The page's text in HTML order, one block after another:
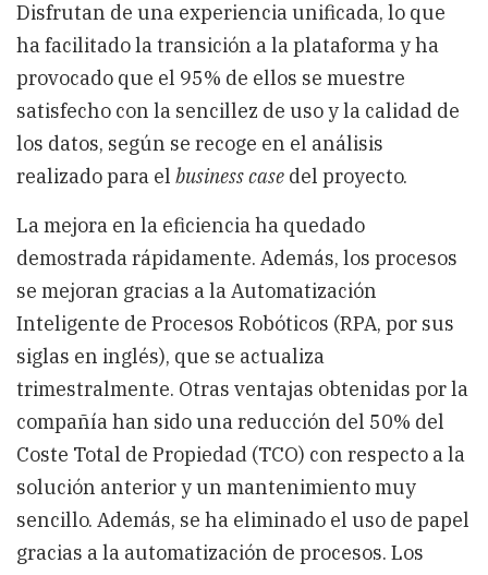
Disfrutan de una experiencia unificada, lo que
ha facilitado la transición a la plataforma y ha
provocado que el 95% de ellos se muestre
satisfecho con la sencillez de uso y la calidad de
los datos, según se recoge en el análisis
realizado para el business case del proyecto.
La mejora en la eficiencia ha quedado
demostrada rápidamente. Además, los procesos
se mejoran gracias a la Automatización
Inteligente de Procesos Robóticos (RPA, por sus
siglas en inglés), que se actualiza
trimestralmente. Otras ventajas obtenidas por la
compañía han sido una reducción del 50% del
Coste Total de Propiedad (TCO) con respecto a la
solución anterior y un mantenimiento muy
sencillo. Además, se ha eliminado el uso de papel
gracias a la automatización de procesos. Los